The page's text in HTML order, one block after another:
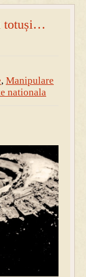
totuși…
, Manipulare
nationala